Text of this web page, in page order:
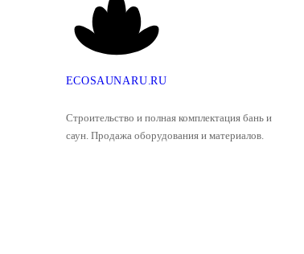
ECOSAUNARU .RU
Строительство и полная комплектация бань и
саун. Продажа оборудования и материалов.